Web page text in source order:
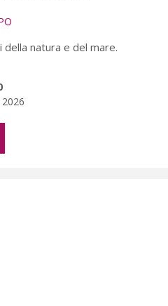
natura e del mare.